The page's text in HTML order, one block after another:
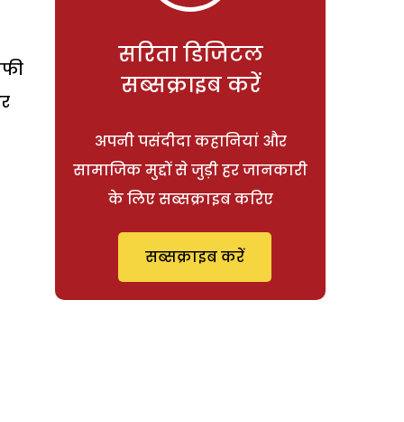
सरिता डिजिटल
सब्सक्राइब करें
अपनी पसंदीदा कहानियां और
सामाजिक मुद्दों से जुड़ी हर जानकारी
के लिए सब्सक्राइब करिए
सब्सक्राइब करें